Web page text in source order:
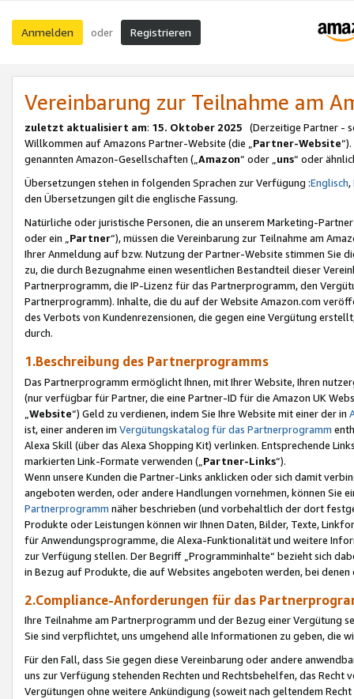
Anmelden oder Registrieren
Vereinbarung zur Teilnahme am
zuletzt aktualisiert am: 15. Oktober 2025 (Derzeitige Partner -
Willkommen auf Amazons Partner-Website (die „Partner-Website
genannten Amazon-Gesellschaften („Amazon“ oder „uns“ oder
Übersetzungen stehen in folgenden Sprachen zur Verfügung :Englisch,
den Übersetzungen gilt die englische Fassung.
Natürliche oder juristische Personen, die an unserem Marketing-
oder ein „Partner“), müssen die Vereinbarung zur Teilnahme am
Ihrer Anmeldung auf bzw. Nutzung der Partner-Website stimmen Sie
zu, die durch Bezugnahme einen wesentlichen Bestandteil dieser
Partnerprogramm, die IP-Lizenz für das Partnerprogramm, den
Partnerprogramm). Inhalte, die du auf der Website Amazon.com
des Verbots von Kundenrezensionen, die gegen eine Vergütung
durch.
1.Beschreibung des Partnerprogramms
Das Partnerprogramm ermöglicht Ihnen, mit Ihrer Website, Ihren
(nur verfügbar für Partner, die eine Partner-ID für die Amazon UK
Website“) Geld zu verdienen, indem Sie Ihre Website mit einer der in
ist, einer anderen im Vergütungskatalog für das Partnerprogramm
Alexa Skill (über das Alexa Shopping Kit) verlinken. Entsprechende
markierten Link-Formate verwenden („ Partner-Links“).
Wenn unsere Kunden die Partner-Links anklicken oder sich damit
angeboten werden, oder andere Handlungen vornehmen, können Sie
Partnerprogramm näher beschrieben (und vorbehaltlich der dort
Produkte oder Leistungen können wir Ihnen Daten, Bilder, Texte,
für Anwendungsprogramme, die Alexa-Funktionalität und weitere
zur Verfügung stellen. Der Begriff „Programminhalte“ bezieht sich
in Bezug auf Produkte, die auf Websites angeboten werden, bei
2.Compliance-Anforderungen für das
Ihre Teilnahme am Partnerprogramm und der Bezug einer Vergütung
Sie sind verpflichtet, uns umgehend alle Informationen zu geben, die
Für den Fall, dass Sie gegen diese Vereinbarung oder andere
uns zur Verfügung stehenden Rechten und Rechtsbehelfen, das
Vergütungen ohne weitere Ankündigung (soweit nach geltendem